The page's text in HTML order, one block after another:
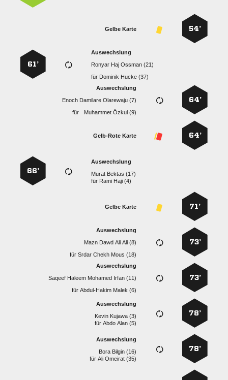
54’
Gelbe Karte
Auswechslung
   
für   
61’
64’
Auswechslung
   
für
  
64’
Gelb-Rote Karte
Auswechslung
  
für   
66’
71’
Gelbe Karte
73’
Auswechslung
    
für   
73’
Auswechslung
    
für  
78’
Auswechslung
  
für  
78’
Auswechslung
  
für  